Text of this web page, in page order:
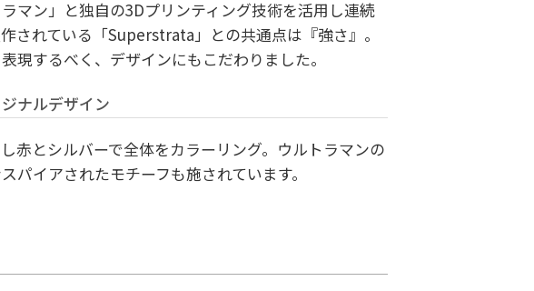
マン」と独自の3Dプリンティング技術を活用し連続
されている「Superstrata」との共通点は『強さ』。
現するべく、デザインにもこだわりました。
ナルデザイン
赤とシルバーで全体をカラーリング。ウルトラマンの
パイアされたモチーフも施されています。